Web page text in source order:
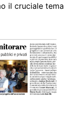
il cruciale tema